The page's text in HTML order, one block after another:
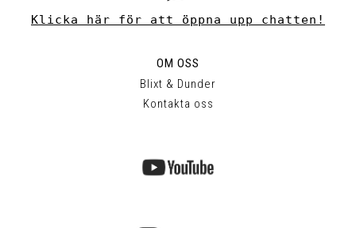
Klicka här för att öppna upp chatten!
OM OSS
Blixt & Dunder
Kontakta oss